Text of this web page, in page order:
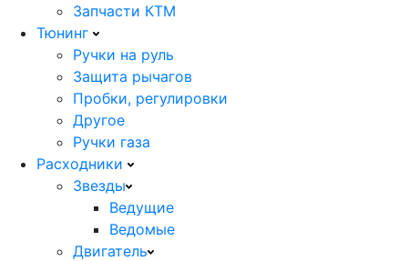
Запчасти КТМ
Тюнинг
Ручки на руль
Защита рычагов
Пробки, регулировки
Другое
Ручки газа
Расходники
Звезды
Ведущие
Ведомые
Двигатель